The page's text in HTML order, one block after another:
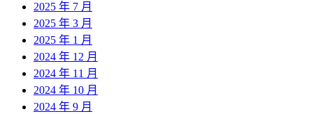
2025 年 7 月
2025 年 3 月
2025 年 1 月
2024 年 12 月
2024 年 11 月
2024 年 10 月
2024 年 9 月